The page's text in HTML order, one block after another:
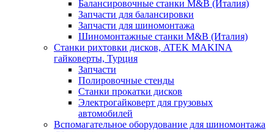
Балансировочные станки M&B (Италия)
Запчасти для балансировки
Запчасти для шиномонтажа
Шиномонтажные станки M&B (Италия)
Станки рихтовки дисков, ATEK MAKINA
гайковерты, Турция
Запчасти
Полировочные стенды
Станки прокатки дисков
Электрогайковерт для грузовых
автомобилей
Вспомагательное оборудование для шиномонтажа